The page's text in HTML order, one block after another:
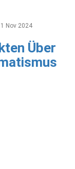
Nov 2024
Über